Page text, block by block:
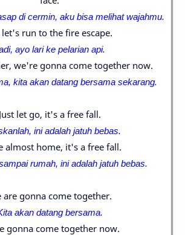
di cermin, aku bisa melihat wajahmu.
let's run to the fire escape.
ayo lari ke pelarian api.
we're gonna come together now.
kita akan datang bersama sekarang.
Just let go, it's a free fall.
ini adalah jatuh bebas.
almost home, it's a free fall.
rumah, ini adalah jatuh bebas.
are gonna come together.
akan datang bersama.
gonna come together now.